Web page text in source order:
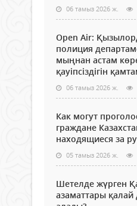
06 тамыз 2026 ж.
Open Air:
полиция
мыңнан астам
қауіпсіздігін
06 тамыз 2026 ж.
Как могут
граждане
находящиеся за
05 тамыз 2026 ж.
Шетелде жүрген
азаматтары қалай